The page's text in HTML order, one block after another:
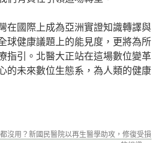
在國際上成為亞洲實證知識轉譯與
球健康議題上的能見度，更將為所
指引。北醫大正站在這場數位變革
的未來數位生態系，為人類的健康
沒用？新國民醫院以再生醫學助攻，修復受損